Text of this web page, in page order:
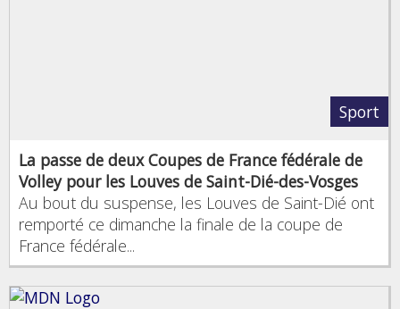
Sport
La passe de deux Coupes de France fédérale de
Volley pour les Louves de Saint-Dié-des-Vosges
Au bout du suspense, les Louves de Saint-Dié ont
remporté ce dimanche la finale de la coupe de
France fédérale...